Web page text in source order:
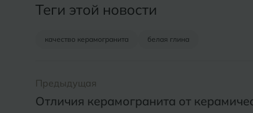
Теги этой новости
качество керамогранита белая глина
Предыдущая
Отличия керамогранита от